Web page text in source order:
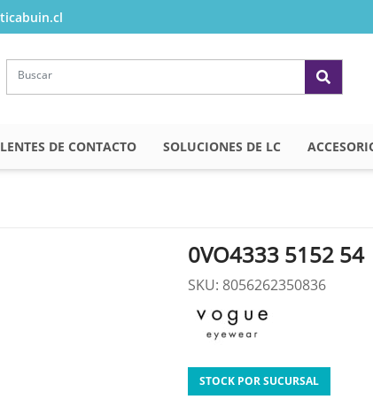
LENTES DE CONTACTO SOLUCIONES DE LC
0VO4333 5152 54
SKU: 8056262350836
STOCK POR SUCURSAL